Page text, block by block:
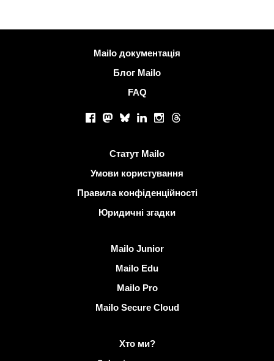
Mailo документація
Блог Mailo
FAQ
Facebook
Mastodon
BlueskyLinkedInInstagram
Threads
Статут Mailo
Умови користування
Правила конфіденційності
Юридичні згадки
Mailo Junior
Mailo Edu
Mailo Pro
Mailo Secure Cloud
Хто ми?